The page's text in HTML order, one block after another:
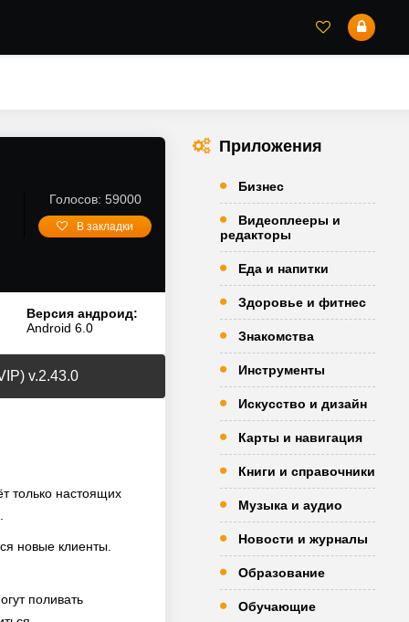
Голосов: 59000
В закладки
Версия андроид:
Android 6.0
v.2.43.0
только настоящих
новые клиенты.
поливать
Приложения
Бизнес
Видеоплееры и
редакторы
Еда и напитки
Здоровье и фитнес
Знакомства
Инструменты
Искусство и дизайн
Карты и навигация
Книги и справочники
Музыка и аудио
Новости и журналы
Образование
Обучающие